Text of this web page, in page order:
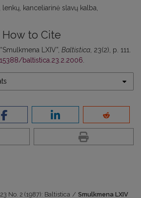
lenkų kanceliarinė slavų kalba
How to Cite
LXIV”, Baltistica, 23(2), p. 111.
baltistica.23.2.2006.
No. 2 (1987): Baltistica / Smulkmena LXIV